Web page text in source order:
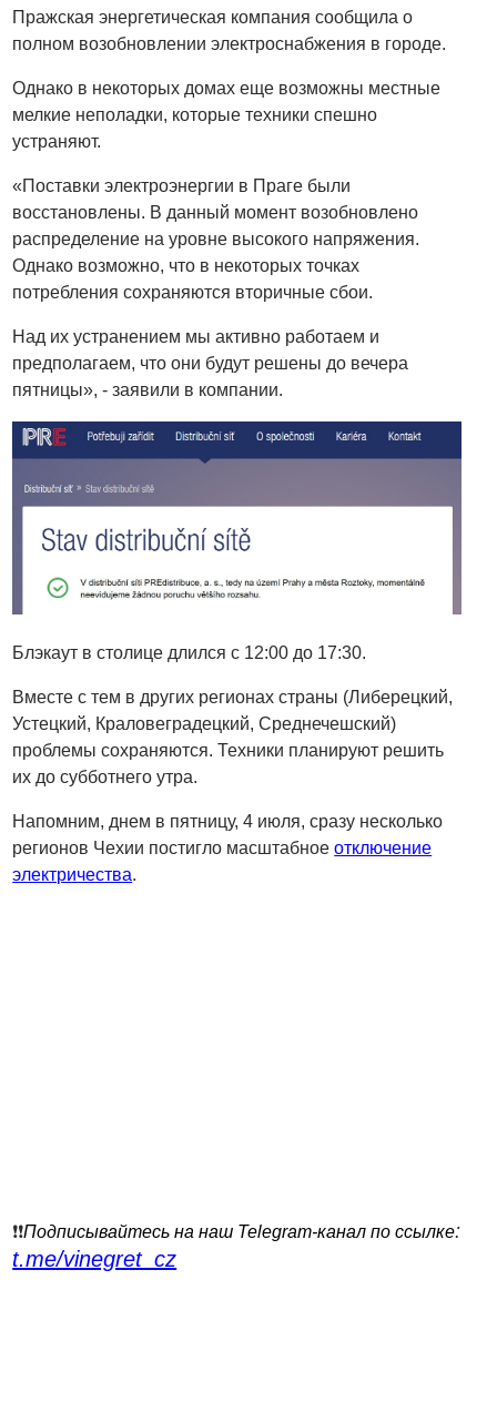
Пражская энергетическая компания сообщила о
полном возобновлении электроснабжения в городе.
Однако в некоторых домах еще возможны местные
мелкие неполадки, которые техники спешно
устраняют.
«Поставки электроэнергии в Праге были
восстановлены. В данный момент возобновлено
распределение на уровне высокого напряжения.
Однако возможно, что в некоторых точках
потребления сохраняются вторичные сбои.
Над их устранением мы активно работаем и
предполагаем, что они будут решены до вечера
пятницы», - заявили в компании.
Блэкаут в столице длился с 12:00 до 17:30.
Вместе с тем в других регионах страны (Либерецкий,
Устецкий, Краловеградецкий, Среднечешский)
проблемы сохраняются. Техники планируют решить
их до субботнего утра.
Напомним, днем в пятницу, 4 июля, сразу несколько
регионов Чехии постигло масштабноеотключение
электричества.
❗️❗️Подписывайтесь на наш Telegram-канал по ссылке:
t.me/vinegret_cz